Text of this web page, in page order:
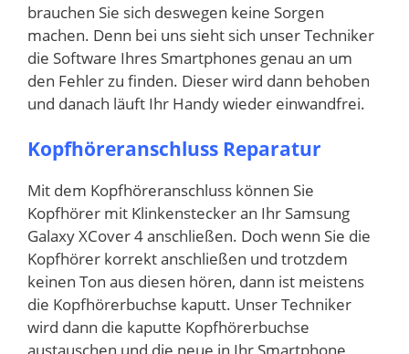
brauchen Sie sich deswegen keine Sorgen
machen. Denn bei uns sieht sich unser Techniker
die Software Ihres Smartphones genau an um
den Fehler zu finden. Dieser wird dann behoben
und danach läuft Ihr Handy wieder einwandfrei.
Kopfhöreranschluss Reparatur
Mit dem Kopfhöreranschluss können Sie
Kopfhörer mit Klinkenstecker an Ihr Samsung
Galaxy XCover 4 anschließen. Doch wenn Sie die
Kopfhörer korrekt anschließen und trotzdem
keinen Ton aus diesen hören, dann ist meistens
die Kopfhörerbuchse kaputt. Unser Techniker
wird dann die kaputte Kopfhörerbuchse